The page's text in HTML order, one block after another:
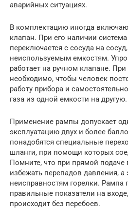
аварийных ситуациях.
В комплектацию иногда
клапан. При его наличии
переключается с сосуда на
неиспользуемым емкостям.
работает на ручном клапане.
необходимо, чтобы человек
работу прибора и
газа из одной емкости на другую.
Применение рампы допускает
эксплуатацию двух и более
понадобятся специальные
шланги, при помощи которых
Помните, что при прямой подаче
избежать перепадов давления, а
неисправностям горелки. Рампа
правильные показатели на
происходит без перебоев.